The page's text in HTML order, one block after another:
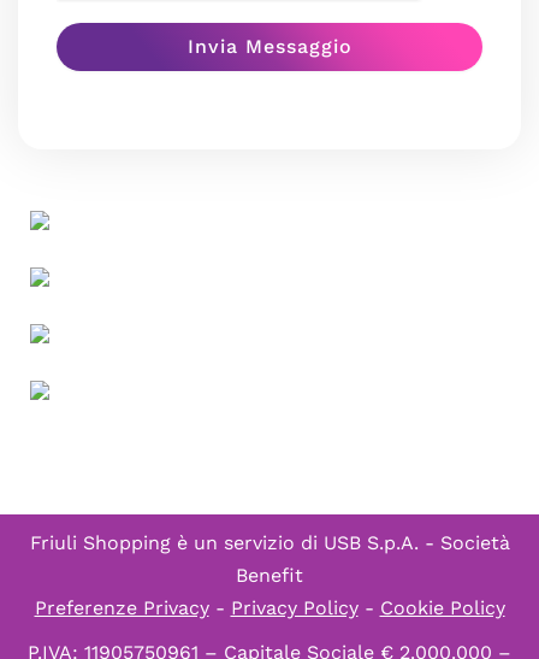
Friuli Shopping è un servizio di USB S.p.A. - Società
Benefit
Preferenze Privacy- Privacy Policy- Cookie Policy
P.IVA: 11905750961 – Capitale Sociale € 2.000.000 –